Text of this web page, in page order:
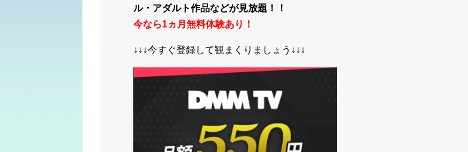
ル・アダルト作品などが見放題！！
今なら1ヵ月無料体験あり！
↓↓↓今すぐ登録して観まくりましょう↓↓↓